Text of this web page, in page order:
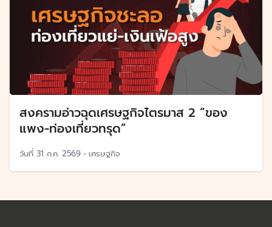
สงครามอ่าวฉุดเศรษฐกิจไตรมาส 2 “ของ
แพง-ท่องเที่ยวทรุด”
วันที่ 31 ก.ค. 2569 • เศรษฐกิจ